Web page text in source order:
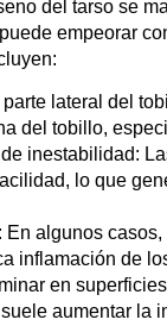
del tarso se
empeorar
lateral del
del tobillo,
inestabilidad:
lo que
: En algunos
inflamación de
en
aumentar la